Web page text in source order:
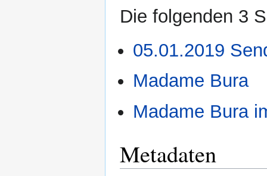
Die folgenden 3
05.01.2019
Madame Bura
Madame Bura
Metadaten